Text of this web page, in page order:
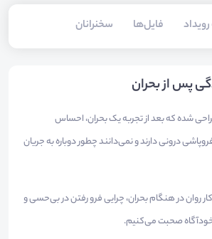
فایل‌ها سخنرانان
پس از بحران
شده که بعد از تجربه یک بحران، احساس
درونی دارند و نمی‌دانند چطور دوباره به جریان
روان در هنگام بحران، چرایی فرو رفتن در بی‌حسی و
صحبت می‌کنیم.